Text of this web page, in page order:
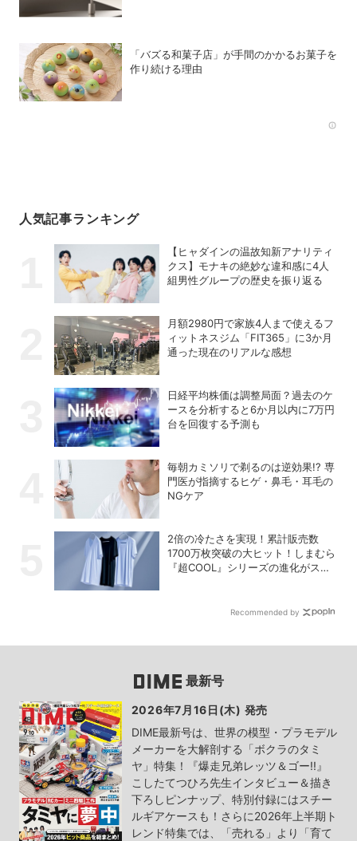
「バズる和菓子店」が手間のかかるお菓子を
作り続ける理由
人気記事ランキング
【ヒャダインの温故知新アナリティ
クス】モナキの絶妙な違和感に4人
組男性グループの歴史を振り返る
月額2980円で家族4人まで使えるフ
ィットネスジム「FIT365」に3か月
通った現在のリアルな感想
日経平均株価は調整局面？過去のケ
ースを分析すると6か月以内に7万円
台を回復する予測も
毎朝カミソリで剃るのは逆効果!? 専
門医が指摘するヒゲ・鼻毛・耳毛の
NGケア
2倍の冷たさを実現！累計販売数
1700万枚突破の大ヒット！しまむら
『超COOL』シリーズの進化がスゴ
Recommended by
最新号
2026年7月16日(木) 発売
DIME最新号は、世界の模型・プラモデル
メーカーを大解剖する「ボクラのタミ
ヤ」特集！『爆走兄弟レッツ＆ゴー!!』
こしたてつひろ先生インタビュー＆描き
下ろしピンナップ、特別付録にはスチー
ルギアケースも！さらに2026年上半期ト
レンド特集では、「売れる」より「育て